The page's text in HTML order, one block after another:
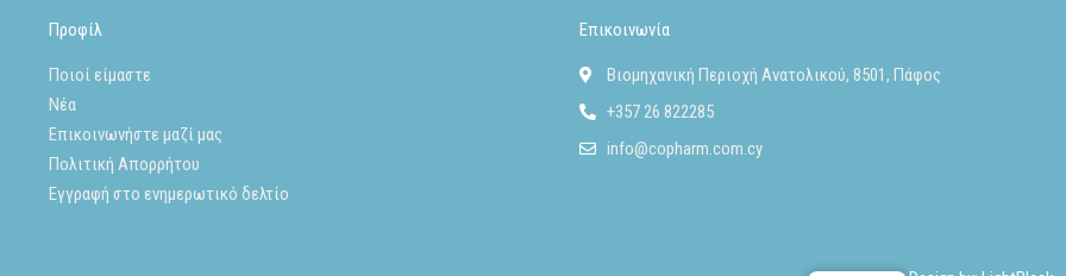
Προφίλ
Ποιοί είμαστε
Νέα
Επικοινωνήστε μαζί μας
Πολιτική Απορρήτου
Εγγραφή στο ενημερωτικό δελτίο
Επικοινωνία
Βιομηχανική Περιοχή Ανατολικού, 8501, Πάφος
+357 26 822285
info@copharm.com.cy